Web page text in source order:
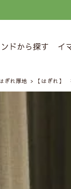
ドから探す イ
ぎれ厚地 【はぎれ